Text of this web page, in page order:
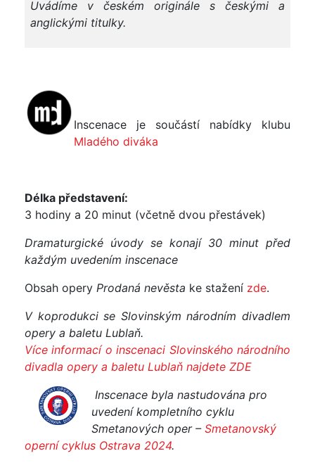
Uvádíme v českém originále s českými a
anglickými titulky.
Inscenace je součástí nabídky klubu
Mladého diváka
Délka představení:
3 hodiny a 20 minut (včetně dvou přestávek)
Dramaturgické úvody se konají 30 minut před
každým uvedením inscenace
Obsah opery Prodaná nevěsta ke stažení zde.
V koprodukci se Slovinským národním divadlem
opery a baletu Lublaň.
Více informací o inscenaci Slovinského národního
divadla opery a baletu Lublaň najdete ZDE
Inscenace byla nastudována pro
uvedení kompletního cyklu
Smetanových oper – Smetanovský
operní cyklus Ostrava 2024.